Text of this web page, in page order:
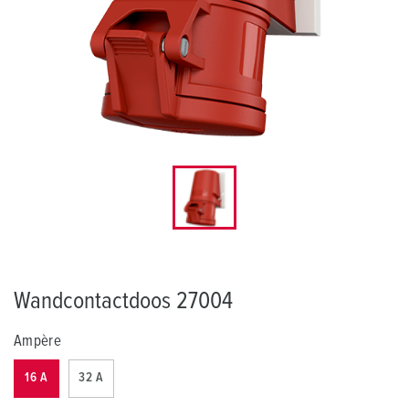
Wandcontactdoos 27004
Ampère
16 A 32 A